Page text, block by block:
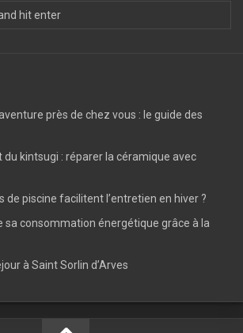
près de chez vous : le guide des
du kintsugi : réparer la céramique avec
de piscine facilitent l’entretien en hiver ?
sa consommation énergétique grâce à la
à Saint Sorlin d’Arves